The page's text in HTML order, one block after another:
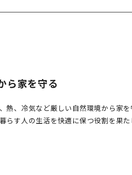
ら家を守る
熱、冷気など厳しい自然環境から家
らす人の生活を快適に保つ役割を果た